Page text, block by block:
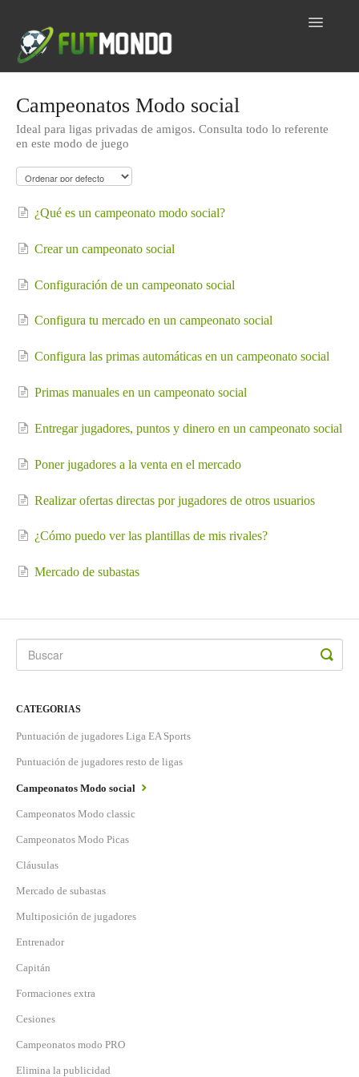
Toggle
Inicio
Contacto
Campeonatos Modo social
Ideal para ligas privadas de amigos. Consulta todo lo referente
en este modo de juego
¿Qué es un campeonato modo social?
Crear un campeonato social
Configuración de un campeonato social
Configura tu mercado en un campeonato social
Configura las primas automáticas en un campeonato social
Primas manuales en un campeonato social
Entregar jugadores, puntos y dinero en un campeonato social
Poner jugadores a la venta en el mercado
Realizar ofertas directas por jugadores de otros usuarios
¿Cómo puedo ver las plantillas de mis rivales?
Mercado de subastas
CATEGORIAS
Puntuación de jugadores Liga EA Sports
Puntuación de jugadores resto de ligas
Campeonatos Modo social
Campeonatos Modo classic
Campeonatos Modo Picas
Cláusulas
Mercado de subastas
Multiposición de jugadores
Entrenador
Capitán
Formaciones extra
Cesiones
Campeonatos modo PRO
Elimina la publicidad